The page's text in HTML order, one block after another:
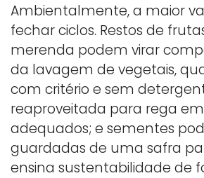
Ambientalmente, a maior
fechar ciclos. Restos de
merenda podem virar
da lavagem de vegetais,
com critério e sem
reaproveitada para rega
adequados; e sementes
guardadas de uma safra
ensina sustentabilidade de